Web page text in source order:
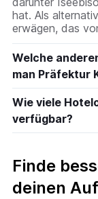
hat. Als
erwägen, das
Welche
man Präfektur
Wie viele
verfügbar?
Finde
deinen